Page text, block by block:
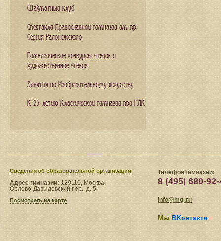
Шахматный клуб
Спектакли Православной гимназии им. пр.
Сергия Радонежского
Гимназические конкурсы чтецов и
художественное чтение
Занятия по Изобразительному искусству
К 25-летию Классической гимназии при ГЛК
Сведения​ об образовательной организации
Адрес гимназии: 129110, Москва,
Орлово-Давыдовский пер., д. 5.
Посмотреть на карте
Телефон гимназии:
8 (495) 680-92-
info@mgl.ru
Мы ВКонтакте